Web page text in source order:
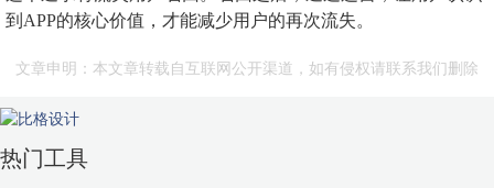
到APP的核心价值，才能减少用户的再次流失。
文章申明：本文章转载自互联网公开渠道，如有侵权请联系我们删除
热门工具